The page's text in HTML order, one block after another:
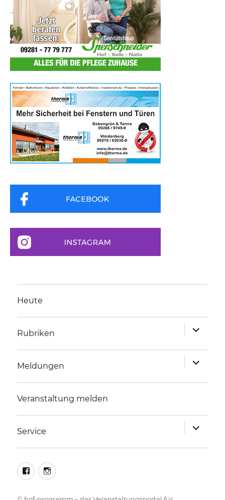
Heute
Rubriken
anzeigen
Meldungen
anzeigen
Veranstaltung melden
Service
anzeigen
facebookinstagram